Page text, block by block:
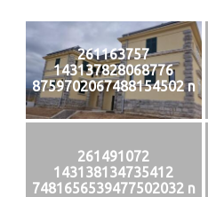
261163757
143137828068776
8759702067488154502 n
261491072
143138134735412
7481656539477502032 n